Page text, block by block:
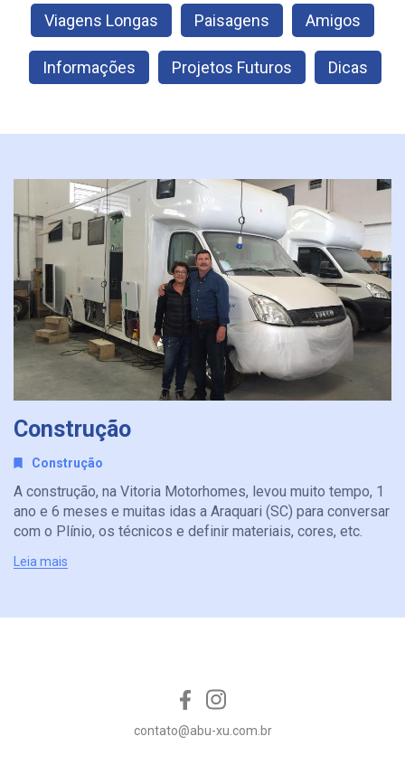
Viagens Longas Paisagens Amigos
Informações Projetos Futuros Dicas
Construção
Construção
A construção, na Vitoria Motorhomes, levou muito tempo, 1
ano e 6 meses e muitas idas a Araquari (SC) para conversar
com o Plínio, os técnicos e definir materiais, cores, etc.
Leia mais
contato@abu-xu.com.br